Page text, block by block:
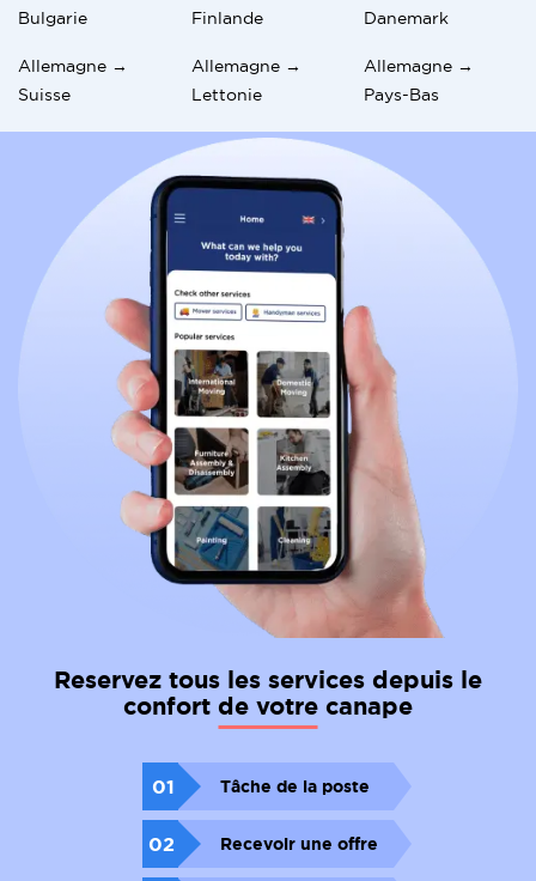
Bulgarie
Finlande
Danemark
Allemagne →
Suisse
Allemagne →
Lettonie
Allemagne →
Pays-Bas
Reservez tous les services depuis le
confort de votre canape
01 Tâche de la poste
02 Recevoir une offre